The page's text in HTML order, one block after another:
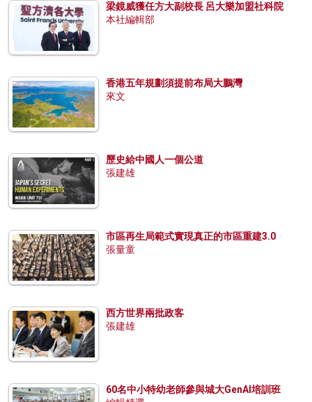
梁鏡威獲任方大副校長 呂大樂加盟社科院
本社編輯部
香港五年規劃須提前布局大鵬灣
來文
歷史給中國人一個公道
張建雄
市區再生局範式實現真正的市區重建3.0
張量童
西方世界兩批政客
張建雄
60名中小特幼老師參與城大GenAI培訓班